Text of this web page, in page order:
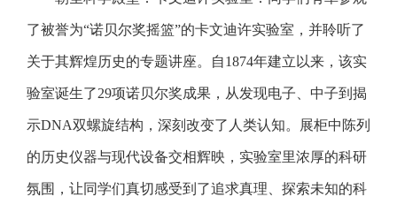
了被誉为“诺贝尔奖摇篮”的卡文迪许实验室，并聆听了
关于其辉煌历史的专题讲座。自1874年建立以来，该实
验室诞生了29项诺贝尔奖成果，从发现电子、中子到揭
示DNA双螺旋结构，深刻改变了人类认知。展柜中陈列
的历史仪器与现代设备交相辉映，实验室里浓厚的科研
氛围，让同学们真切感受到了追求真理、探索未知的科